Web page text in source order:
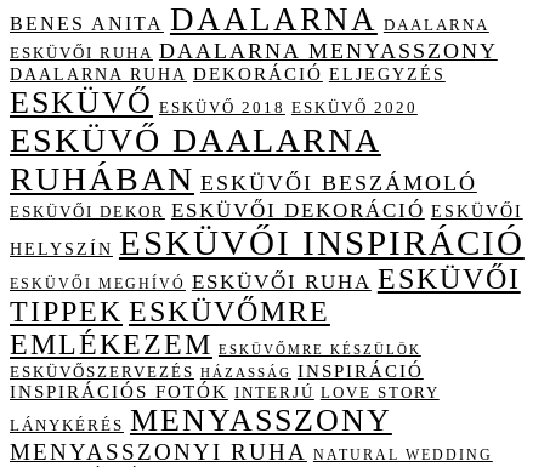
BENES ANITA DAALARNA DAALARNA
ESKÜVŐI RUHA DAALARNA MENYASSZONY
DAALARNA RUHA DEKORÁCIÓ ELJEGYZÉS
ESKÜVŐ ESKÜVŐ 2018 ESKÜVŐ 2020
ESKÜVŐ DAALARNA
RUHÁBAN ESKÜVŐI BESZÁMOLÓ
ESKÜVŐI DEKOR ESKÜVŐI DEKORÁCIÓ ESKÜVŐI
HELYSZÍN ESKÜVŐI INSPIRÁCIÓ
ESKÜVŐI MEGHÍVÓ ESKÜVŐI RUHA ESKÜVŐI
TIPPEK ESKÜVŐMRE
EMLÉKEZEM ESKÜVŐMRE KÉSZÜLÖK
ESKÜVŐSZERVEZÉS HÁZASSÁG INSPIRÁCIÓ
INSPIRÁCIÓS FOTÓK INTERJÚ LOVE STORY
LÁNYKÉRÉS MENYASSZONY
MENYASSZONYI RUHA
NATURAL WEDDING